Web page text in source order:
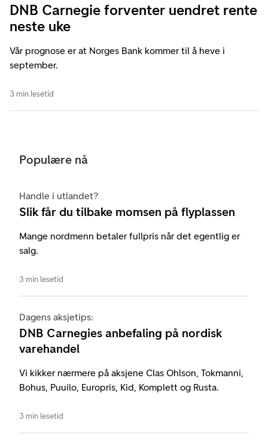
DNB Carnegie forventer uendret rente
neste uke
Vår prognose er at Norges Bank kommer til å heve i
september.
3 min lesetid
Populære nå
Handle i utlandet?
Slik får du tilbake momsen på flyplassen
Mange nordmenn betaler fullpris når det egentlig er
salg.
3 min lesetid
Dagens aksjetips:
DNB Carnegies anbefaling på nordisk
varehandel
Vi kikker nærmere på aksjene Clas Ohlson, Tokmanni,
Bohus, Puuilo, Europris, Kid, Komplett og Rusta.
3 min lesetid